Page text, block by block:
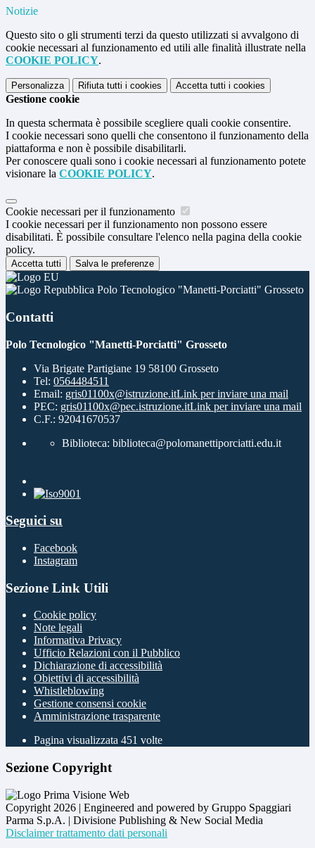
Notizie
Questo sito o gli strumenti terzi da questo utilizzati si avvalgono di
cookie necessari al funzionamento ed utili alle finalità illustrate nella
COOKIE POLICY.
Personalizza Rifiuta tutti i cookies Accetta tutti i cookies
Gestione cookie
In questa schermata è possibile scegliere quali cookie consentire.
I cookie necessari sono quelli che consentono il funzionamento della
piattaforma e non è possibile disabilitarli.
Per conoscere quali sono i cookie necessari al funzionamento potete
visionare la COOKIE POLICY.
Cookie necessari per il funzionamento
I cookie necessari per il funzionamento non possono essere
disabilitati. È possibile consultare l'elenco nella pagina della cookie
policy.
Accetta tutti Salva le preferenze
Polo Tecnologico "Manetti-Porciatti" Grosseto
Contatti
Polo Tecnologico "Manetti-Porciatti" Grosseto
Via Brigate Partigiane 19 58100 Grosseto
Tel: 0564484511
Email: gris01100x@istruzione.itLink per inviare una mail
PEC: gris01100x@pec.istruzione.itLink per inviare una mail
C.F.: 92041670537
Biblioteca: biblioteca@polomanettiporciatti.edu.it
Seguici su
Facebook
Instagram
Sezione Link Utili
Cookie policy
Note legali
Informativa Privacy
Ufficio Relazioni con il Pubblico
Dichiarazione di accessibilità
Obiettivi di accessibilità
Whistleblowing
Gestione consensi cookie
Amministrazione trasparente
Pagina visualizzata 451 volte
Sezione Copyright
Copyright 2026 | Engineered and powered by Gruppo Spaggiari
Parma S.p.A. | Divisione Publishing & New Social Media
Disclaimer trattamento dati personali